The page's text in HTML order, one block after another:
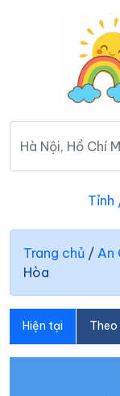
Tỉnh
Trang chủ / An
Hòa
Hiện tại